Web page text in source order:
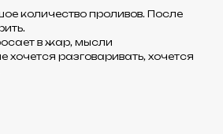
количество проливов. После
в жар, мысли
хочется разговаривать, хочется